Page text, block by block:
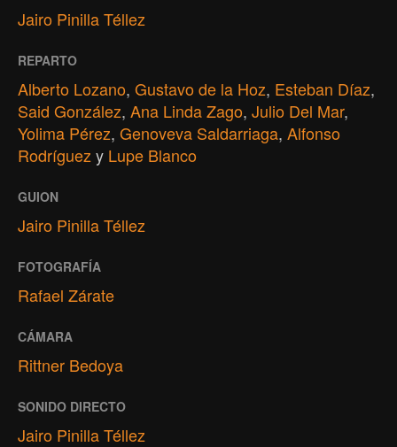
Jairo Pinilla Téllez
REPARTO
Alberto Lozano, Gustavo de la Hoz, Esteban Díaz,
Said González, Ana Linda Zago, Julio Del Mar,
Yolima Pérez, Genoveva Saldarriaga, Alfonso
Rodríguez y Lupe Blanco
GUION
Jairo Pinilla Téllez
FOTOGRAFÍA
Rafael Zárate
CÁMARA
Rittner Bedoya
SONIDO DIRECTO
Jairo Pinilla Téllez